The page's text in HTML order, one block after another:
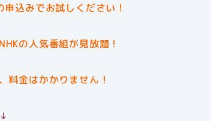
込みでお試しください！
の人気番組が見放題！
料金はかかりません！